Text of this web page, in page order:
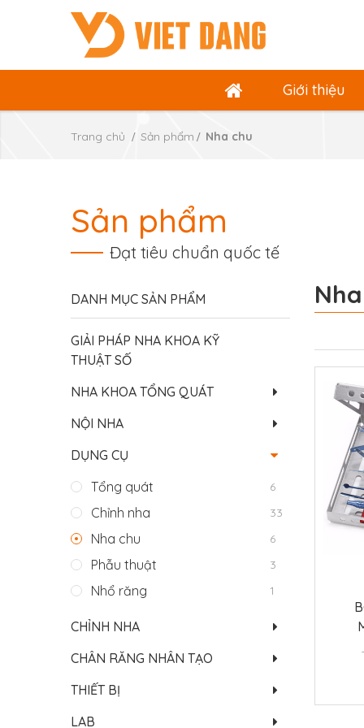
Giới thiệu
Trang chủ Sản phẩm Nha chu
Sản phẩm
Đạt tiêu chuẩn quốc tế
DANH MỤC SẢN PHẨM
GIẢI PHÁP NHA KHOA KỸ
THUẬT SỐ
NHA KHOA TỔNG QUÁT
NỘI NHA
DỤNG CỤ
Tổng quát
6
Chỉnh nha 33
Nha chu 6
Phẫu thuật 3
Nhổ răng 1
CHỈNH NHA
CHÂN RĂNG NHÂN TẠO
THIẾT BỊ
LAB